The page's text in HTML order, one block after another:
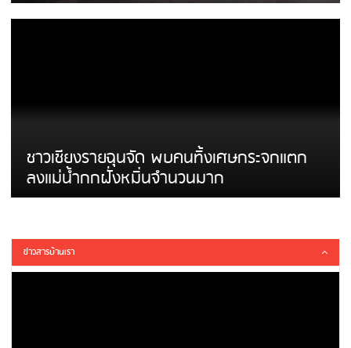
ชาวเชียงรายฉุนจัด พบคนทิ้งเศษกระจกแตก
ลงแม่น้ำกกฝั่งหมิ่นจำนวนมาก
ข่าวสารบ้านเรา